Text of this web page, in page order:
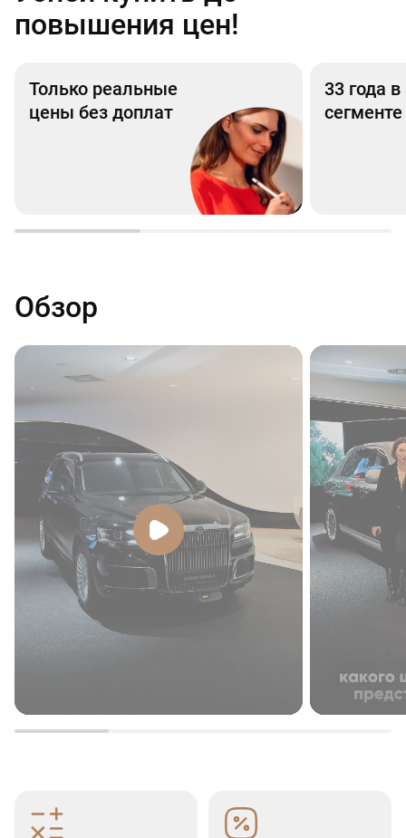
повышения цен!
Только реальные
цены без доплат
33 года
сегменте
Обзор